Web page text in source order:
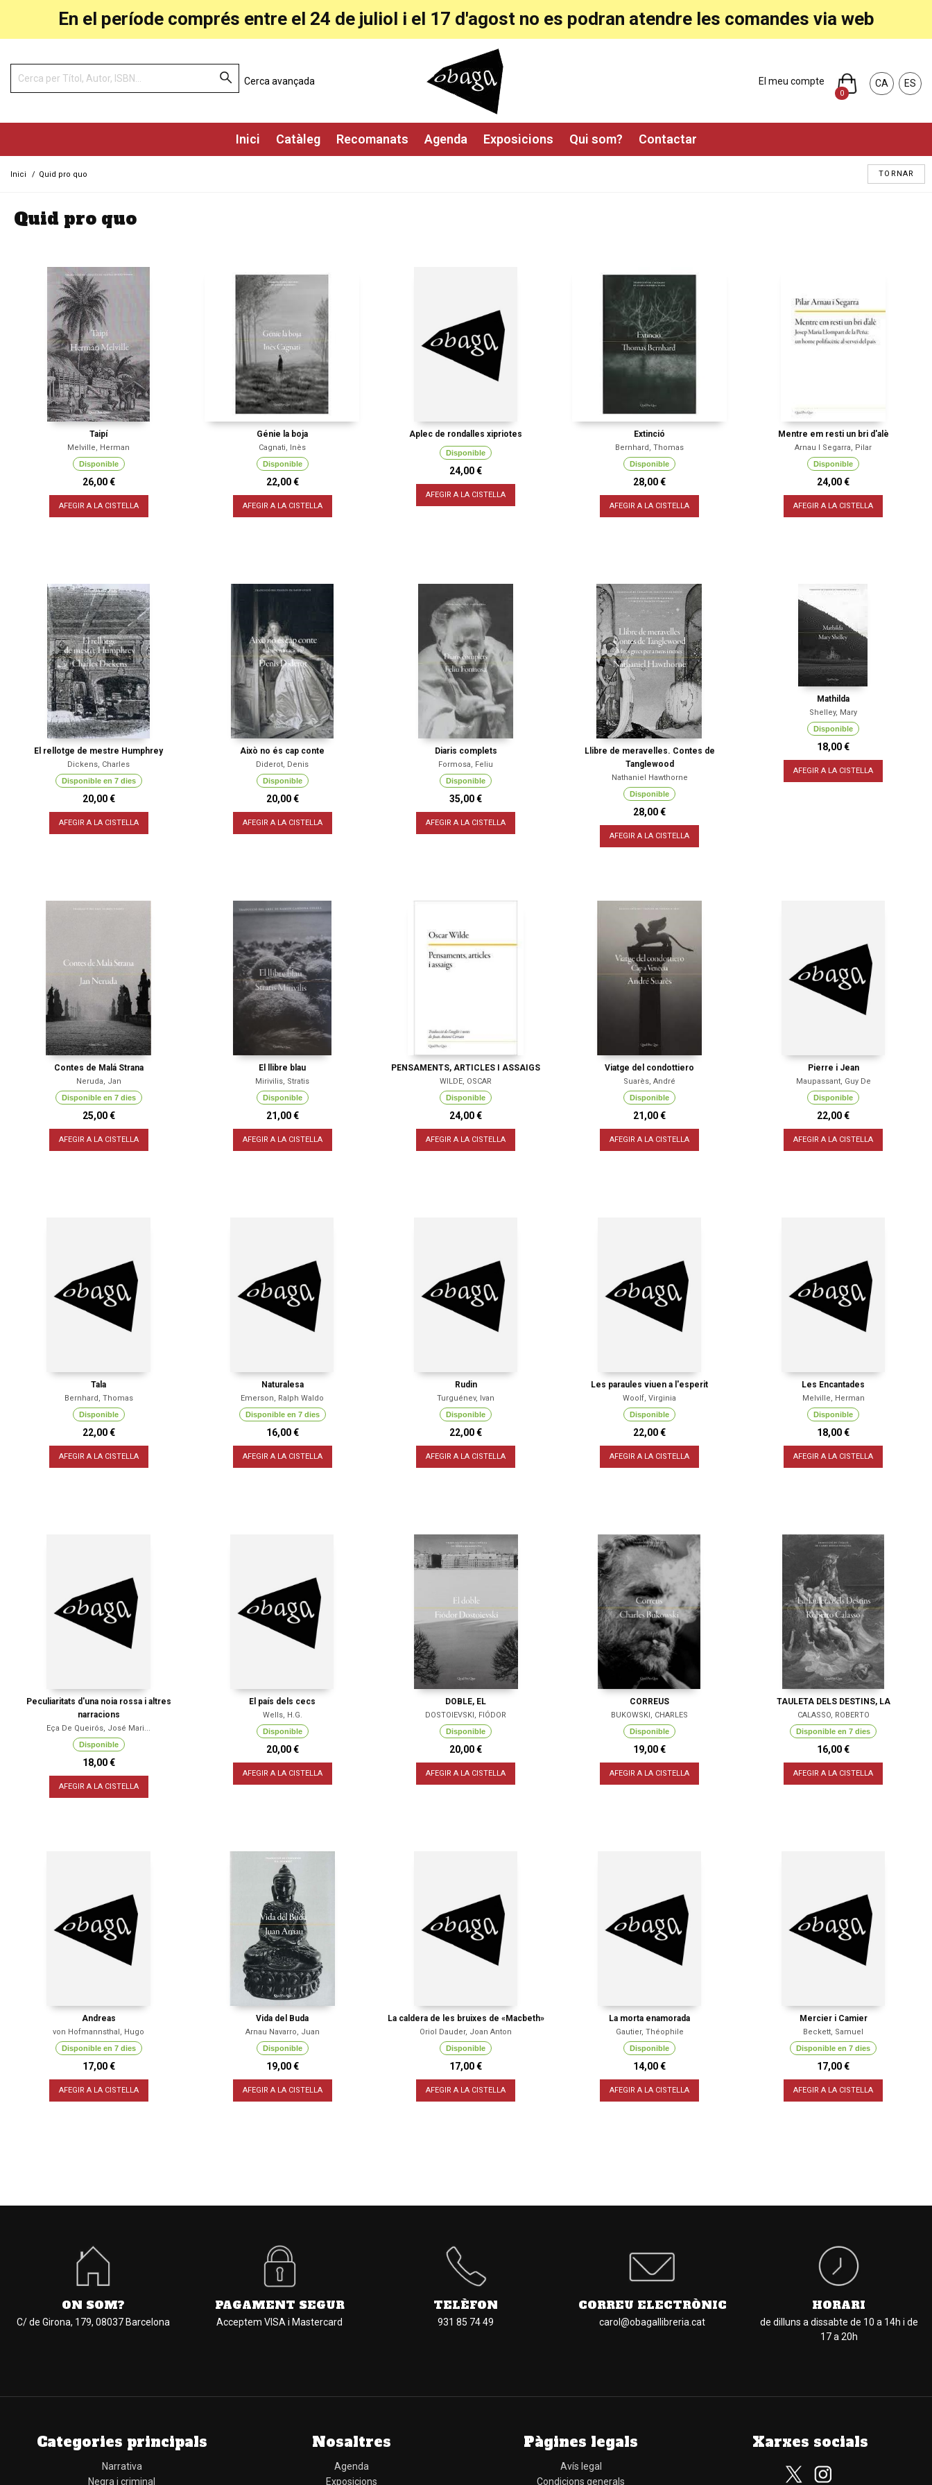
En el període comprés entre el 24 de juliol i el 17 d'agost no es podran atendre les comandes via web
CA ES
El meu compte
0
Inici Catàleg Recomanats Agenda Exposicions Qui som? Contactar
Cerca avançada
Inici / Quid pro quo TORNAR
Quid pro quo
Taipí
Melville, Herman
Disponible
26,00 €
AFEGIR A LA CISTELLA
Génie la boja
Cagnati, Inès
Disponible
22,00 €
AFEGIR A LA CISTELLA
Aplec de rondalles xipriotes
Disponible
24,00 €
AFEGIR A LA CISTELLA
Extinció
Bernhard, Thomas
Disponible
28,00 €
AFEGIR A LA CISTELLA
Mentre em resti un bri d'alè
Arnau I Segarra, Pilar
Disponible
24,00 €
AFEGIR A LA CISTELLA
El rellotge de mestre Humphrey
Dickens, Charles
Disponible en 7 dies
20,00 €
AFEGIR A LA CISTELLA
Això no és cap conte
Diderot, Denis
Disponible
20,00 €
AFEGIR A LA CISTELLA
Diaris complets
Formosa, Feliu
Disponible
35,00 €
AFEGIR A LA CISTELLA
Llibre de meravelles. Contes de
Tanglewood
Nathaniel Hawthorne
Disponible
28,00 €
AFEGIR A LA CISTELLA
Mathilda
Shelley, Mary
Disponible
18,00 €
AFEGIR A LA CISTELLA
Contes de Malá Strana
Neruda, Jan
Disponible en 7 dies
25,00 €
AFEGIR A LA CISTELLA
El llibre blau
Mirivilis, Stratis
Disponible
21,00 €
AFEGIR A LA CISTELLA
PENSAMENTS, ARTICLES I ASSAIGS
WILDE, OSCAR
Disponible
24,00 €
AFEGIR A LA CISTELLA
Viatge del condottiero
Suarès, André
Disponible
21,00 €
AFEGIR A LA CISTELLA
Pierre i Jean
Maupassant, Guy De
Disponible
22,00 €
AFEGIR A LA CISTELLA
Tala
Bernhard, Thomas
Disponible
22,00 €
AFEGIR A LA CISTELLA
Naturalesa
Emerson, Ralph Waldo
Disponible en 7 dies
16,00 €
AFEGIR A LA CISTELLA
Rudin
Turguénev, Ivan
Disponible
22,00 €
AFEGIR A LA CISTELLA
Les paraules viuen a l'esperit
Woolf, Virginia
Disponible
22,00 €
AFEGIR A LA CISTELLA
Les Encantades
Melville, Herman
Disponible
18,00 €
AFEGIR A LA CISTELLA
Peculiaritats d'una noia rossa i altres
narracions
Eça De Queirós, José Mari...
Disponible
18,00 €
AFEGIR A LA CISTELLA
El país dels cecs
Wells, H.G.
Disponible
20,00 €
AFEGIR A LA CISTELLA
DOBLE, EL
DOSTOIEVSKI, FIÓDOR
Disponible
20,00 €
AFEGIR A LA CISTELLA
CORREUS
BUKOWSKI, CHARLES
Disponible
19,00 €
AFEGIR A LA CISTELLA
TAULETA DELS DESTINS, LA
CALASSO, ROBERTO
Disponible en 7 dies
16,00 €
AFEGIR A LA CISTELLA
Andreas
von Hofmannsthal, Hugo
Disponible en 7 dies
17,00 €
AFEGIR A LA CISTELLA
Vida del Buda
Arnau Navarro, Juan
Disponible
19,00 €
AFEGIR A LA CISTELLA
La caldera de les bruixes de «Macbeth»
Oriol Dauder, Joan Anton
Disponible
17,00 €
AFEGIR A LA CISTELLA
La morta enamorada
Gautier, Théophile
Disponible
14,00 €
AFEGIR A LA CISTELLA
Mercier i Camier
Beckett, Samuel
Disponible en 7 dies
17,00 €
AFEGIR A LA CISTELLA
ON SOM?
C/ de Girona, 179, 08037 Barcelona
PAGAMENT SEGUR
Acceptem VISA i Mastercard
TELÈFON
931 85 74 49
CORREU ELECTRÒNIC
carol@obagallibreria.cat
HORARI
de dilluns a dissabte de 10 a 14h i de
17 a 20h
Categories principals
Narrativa
Negra i criminal
Nosaltres
Agenda
Exposicions
Pàgines legals
Avís legal
Condicions generals
Xarxes socials